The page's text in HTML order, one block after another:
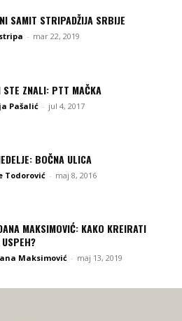
SAMIT STRIPADŽIJA SRBIJE
- mar 22, 2019
STE ZNALI: PTT MAČKA
Pašalić - jul 4, 2017
BOČNA ULICA
Todorović - maj 8, 2016
MAKSIMOVIĆ: KAKO KREIRATI
USPEH?
Maksimović - maj 13, 2019